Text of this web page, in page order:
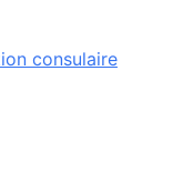
consulaire